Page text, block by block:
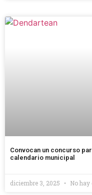
Convocan un concurso
calendario municipal
diciembre 3, 2025 No